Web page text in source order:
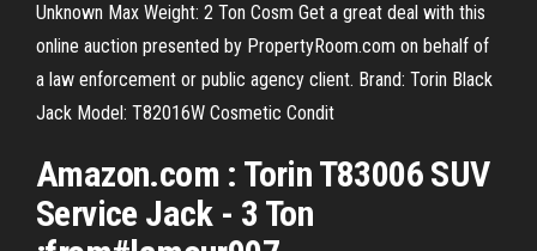
Unknown Max Weight: 2 Ton Cosm Get a great deal with this
online auction presented by PropertyRoom.com on behalf of
a law enforcement or public agency client. Brand: Torin Black
Jack Model: T82016W Cosmetic Condit
Amazon.com : Torin T83006 SUV
Service Jack - 3 Ton